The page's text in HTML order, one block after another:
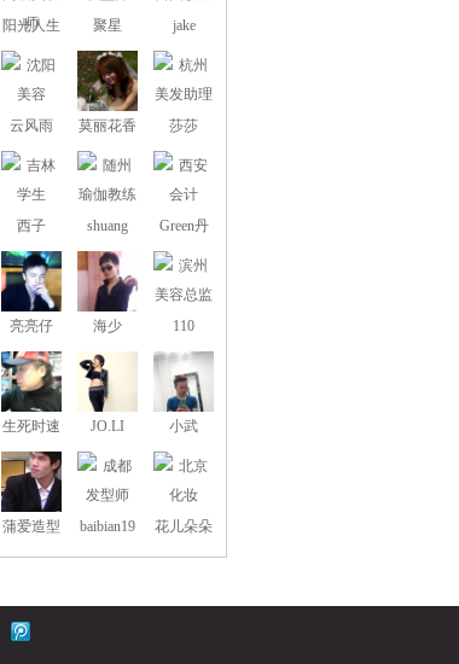
阳光人生 聚星 jake
云风雨 莫丽花香 莎莎
西子 shuang
Green丹
丹
亮亮仔 海少 110
生死时速 JO.LI 小武
蒲爱造型
baibian19
85
花儿朵朵